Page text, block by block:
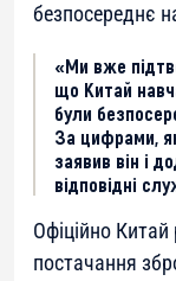
безпосереднє
«Ми вже
що Китай
були
За цифрами,
заявив він і
відповідні
Офіційно
постачання